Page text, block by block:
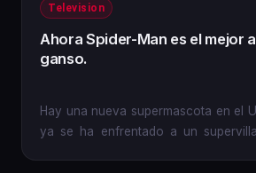
Television
Ahora Spider-Man es el mejor
ganso.
Hay una nueva supermascota en el
ya se ha enfrentado a un